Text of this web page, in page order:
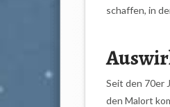
schaffen, in
Seit den 70er
den Malort